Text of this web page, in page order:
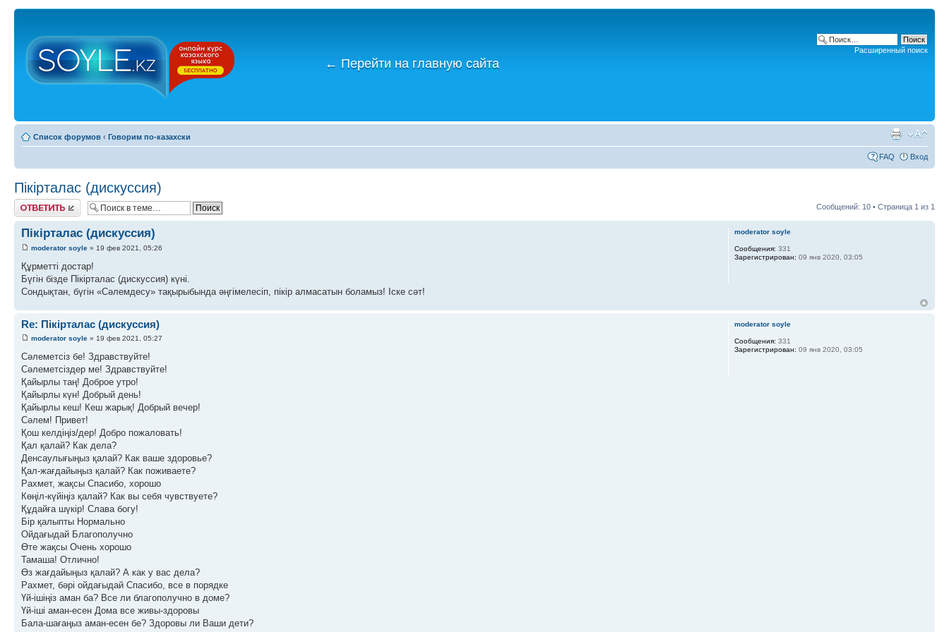
← Перейти на главную сайта
Расширенный поиск
Список форумов ‹ Говорим по-казахски
FAQ Вход
Пікірталас (дискуссия)
Ответить Сообщений: 10 • Страница 1 из 1
Пікірталас (дискуссия)
moderator soyle » 19 фев 2021, 05:26
Құрметті достар!
Бүгін бізде Пікірталас (дискуссия) күні.
Сондықтан, бүгін «Сәлемдесу» тақырыбында әңгімелесіп, пікір алмасатын боламыз! Іске сәт!
moderator soyle
Сообщения: 331
Зарегистрирован: 09 янв 2020, 03:05
Re: Пікірталас (дискуссия)
moderator soyle » 19 фев 2021, 05:27
Сәлеметсіз бе! Здравствуйте!
Сәлеметсіздер ме! Здравствуйте!
Қайырлы таң! Доброе утро!
Қайырлы күн! Добрый день!
Қайырлы кеш! Кеш жарық! Добрый вечер!
Сәлем! Привет!
Қош келдіңіз/дер! Добро пожаловать!
Қал қалай? Как дела?
Денсаулығыңыз қалай? Как ваше здоровье?
Қал-жағдайыңыз қалай? Как поживаете?
Рахмет, жақсы Спасибо, хорошо
Көңіл-күйіңіз қалай? Как вы себя чувствуете?
Құдайға шүкір! Слава богу!
Бір қалыпты Нормально
Ойдағыдай Благополучно
Өте жақсы Очень хорошо
Тамаша! Отлично!
Өз жағдайыңыз қалай? А как у вас дела?
Рахмет, бәрі ойдағыдай Спасибо, все в порядке
Үй-ішіңіз аман ба? Все ли благополучно в доме?
Үй-іші аман-есен Дома все живы-здоровы
Бала-шағаңыз аман-есен бе? Здоровы ли Ваши дети?
moderator soyle
Сообщения: 331
Зарегистрирован: 09 янв 2020, 03:05